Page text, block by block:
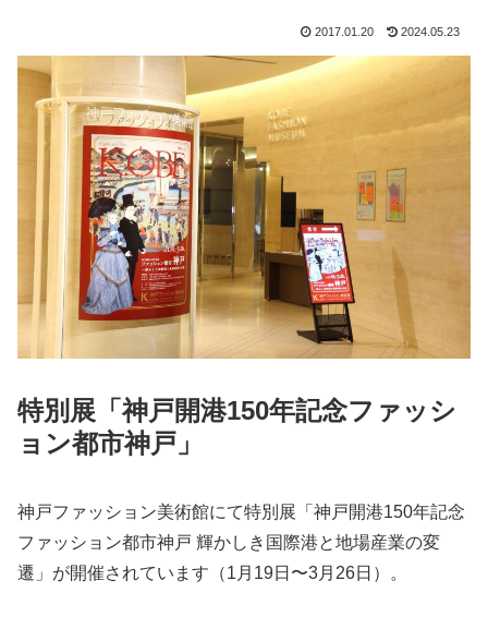
2017.01.20 2024.05.23
特別展「神戸開港150年記念ファッシ
ョン都市神戸」
神戸ファッション美術館にて特別展「神戸開港150年記念
ファッション都市神戸 輝かしき国際港と地場産業の変
遷」が開催されています（1月19日〜3月26日）。